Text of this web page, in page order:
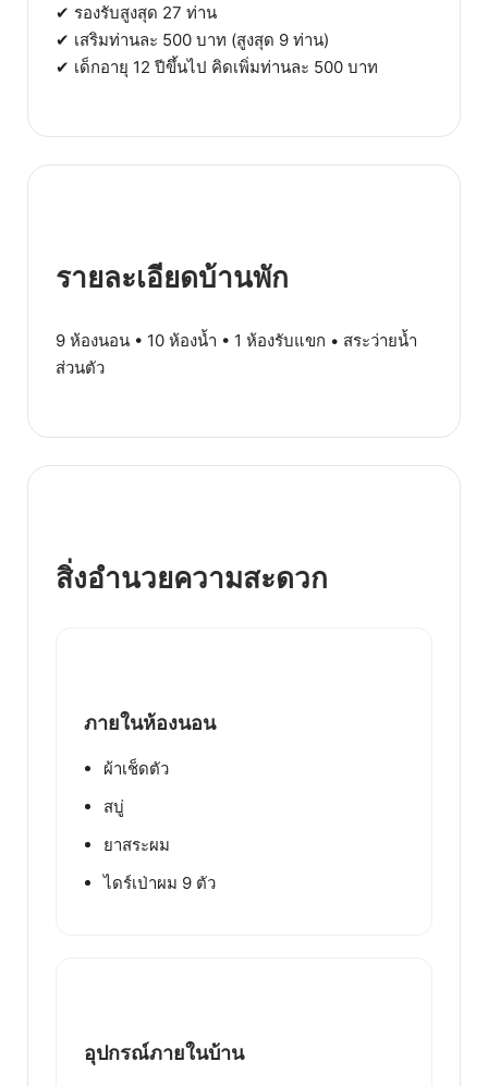
✔ รองรับสูงสุด 27 ท่าน
✔ เสริมท่านละ 500 บาท (สูงสุด 9 ท่าน)
✔ เด็กอายุ 12 ปีขึ้นไป คิดเพิ่มท่านละ 500 บาท
รายละเอียดบ้านพัก
9 ห้องนอน • 10 ห้องน้ำ • 1 ห้องรับแขก • สระว่ายน้ำ
ส่วนตัว
สิ่งอำนวยความสะดวก
ภายในห้องนอน
ผ้าเช็ดตัว
สบู่
ยาสระผม
ไดร์เป่าผม 9 ตัว
อุปกรณ์ภายในบ้าน